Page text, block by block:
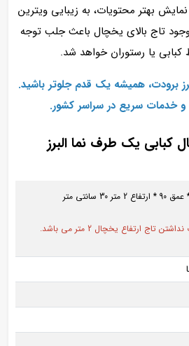
بهتر محتویات، به زیبایی ویترین
تاج بالای یخچال باعث جلب توجه
یا رستوران خواهد شد.
برودت، همیشه یک قدم جلوتر باشید.
خدمات سریع در سراسر کشور.
یک طرف نما البرز
تاج ارتفاع یخچال 2 متر می باشد.